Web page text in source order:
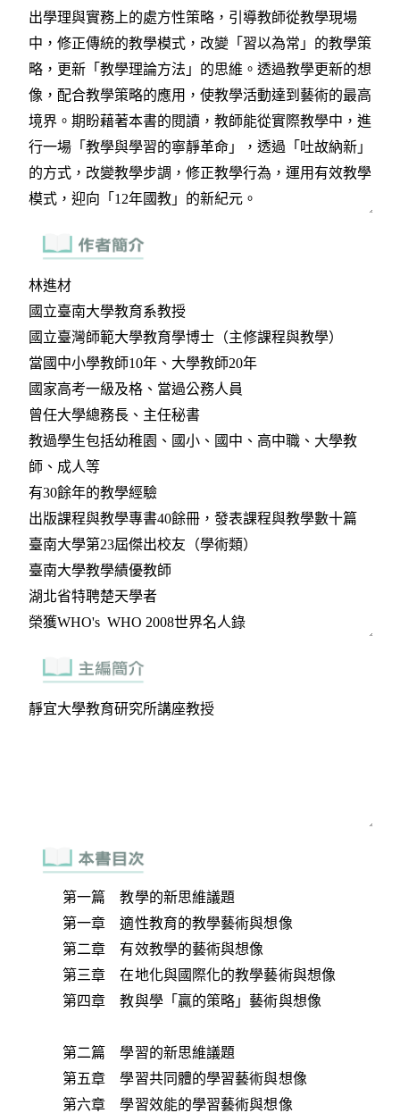
第一篇 教學的新思維議題
第一章 適性教育的教學藝術與想像
第二章 有效教學的藝術與想像
第三章 在地化與國際化的教學藝術與想像
第四章 教與學「贏的策略」藝術與想像
第二篇 學習的新思維議題
第五章 學習共同體的學習藝術與想像
第六章 學習效能的學習藝術與想像